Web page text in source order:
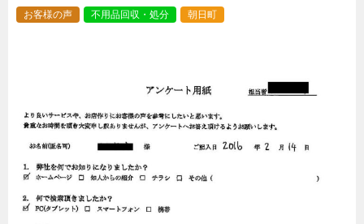
お客様の声
不用品回収・処分 朝日町